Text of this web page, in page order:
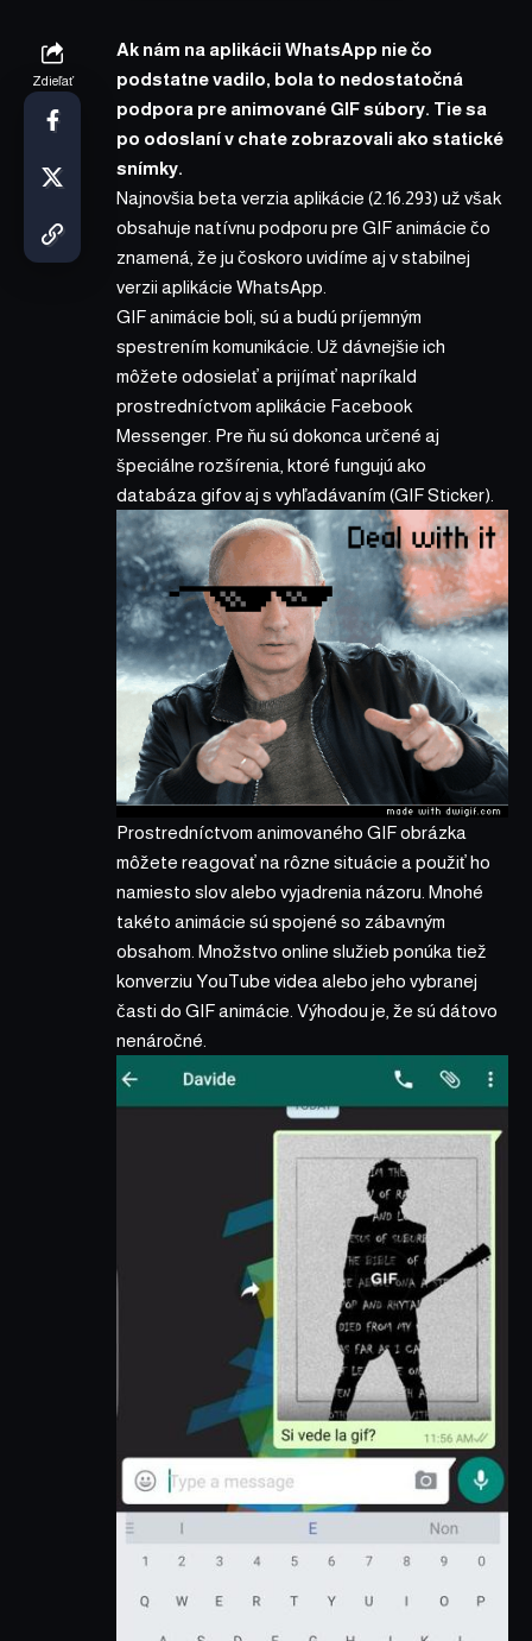
Zdieľať
Ak nám na aplikácii WhatsApp nie čo
podstatne vadilo, bola to nedostatočná
podpora pre animované GIF súbory. Tie sa
po odoslaní v chate zobrazovali ako statické
snímky.
Najnovšia beta verzia aplikácie (2.16.293) už však
obsahuje natívnu podporu pre GIF animácie čo
znamená, že ju čoskoro uvidíme aj v stabilnej
verzii aplikácie WhatsApp.
GIF animácie boli, sú a budú príjemným
spestrením komunikácie. Už dávnejšie ich
môžete odosielať a prijímať napríkald
prostredníctvom aplikácie Facebook
Messenger. Pre ňu sú dokonca určené aj
špeciálne rozšírenia, ktoré fungujú ako
databáza gifov aj s vyhľadávaním (GIF Sticker).
Prostredníctvom animovaného GIF obrázka
môžete reagovať na rôzne situácie a použiť ho
namiesto slov alebo vyjadrenia názoru. Mnohé
takéto animácie sú spojené so zábavným
obsahom. Množstvo online služieb ponúka tiež
konverziu YouTube videa alebo jeho vybranej
časti do GIF animácie. Výhodou je, že sú dátovo
nenáročné.